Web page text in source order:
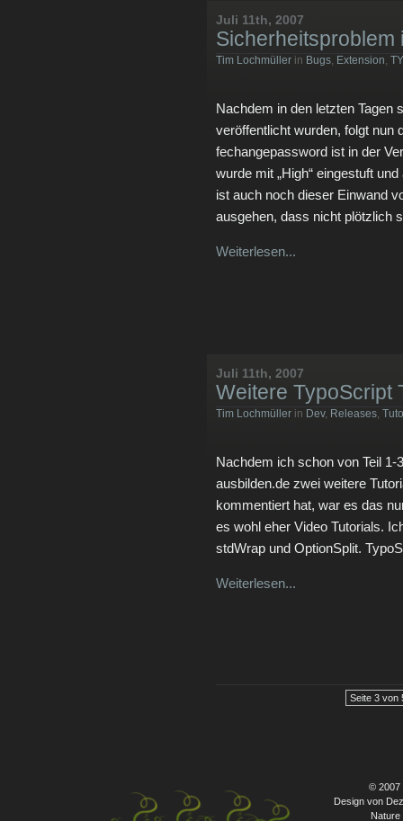
Juli 11th, 2007
Sicherheitsproblem
Tim Lochmüller in Bugs, Extension,
Nachdem in den letzten Tagen
veröffentlicht wurden, folgt nun
fechangepassword ist in der
wurde mit „High“ eingestuft
ist auch noch dieser Einwand
ausgehen, dass nicht plötzlich
Weiterlesen...
Juli 11th, 2007
Weitere TypoScript
Tim Lochmüller in Dev, Releases,
Nachdem ich schon von Teil
ausbilden.de zwei weitere
kommentiert hat, war es das
es wohl eher Video Tutorials.
stdWrap und OptionSplit.
Weiterlesen...
Seite 3 von
© 2007
Design von
Nature